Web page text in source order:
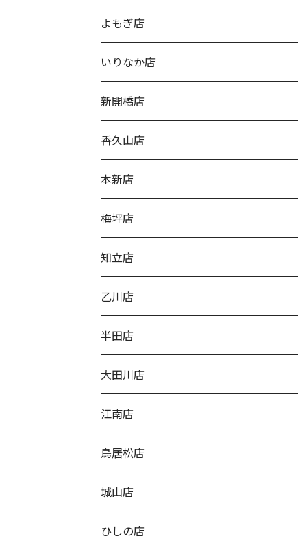
よもぎ店
いりなか店
新開橋店
香久山店
本新店
梅坪店
知立店
乙川店
半田店
大田川店
江南店
鳥居松店
城山店
ひしの店